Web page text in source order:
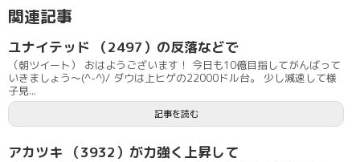
関連記事
ユナイテッド （2497）の反落などで
（朝ツイート） おはようございます！ 今日も10億目指してがんばって
いきましょう〜(^-^)/ ダウは上ヒゲの22000ドル台。 少し減速して様
子見...
記事を読む
アカツキ （3932）が力強く上昇して